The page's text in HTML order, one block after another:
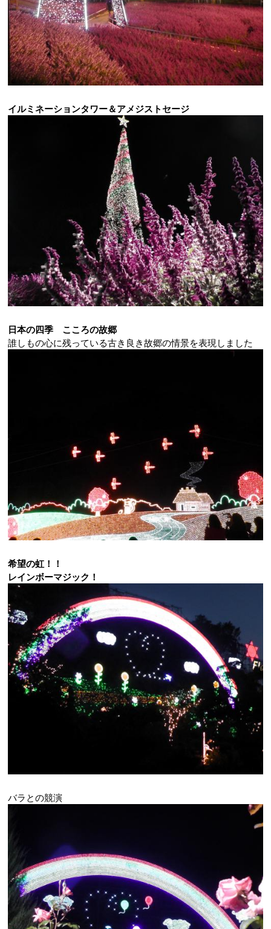
イルミネーションタワー＆アメジストセージ
日本の四季 こころの故郷
誰しもの心に残っている古き良き故郷の情景を表現しました
希望の虹！！
レインボーマジック！
バラとの競演